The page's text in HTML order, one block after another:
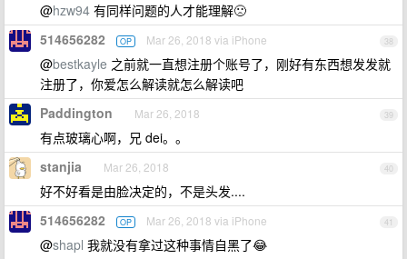
@hzw94 有同样问题的人才能理解🙁
38
514656282 OP Mar 26, 2018 via iPhone
@bestkayle 之前就一直想注册个账号了，刚好有东西想发发就
注册了，你爱怎么解读就怎么解读吧
39
Paddington Mar 26, 2018
有点玻璃心啊，兄 dei。。
40
stanjia Mar 26, 2018
好不好看是由脸决定的，不是头发....
41
514656282 OP Mar 26, 2018 via iPhone
@shapl 我就没有拿过这种事情自黑了😂